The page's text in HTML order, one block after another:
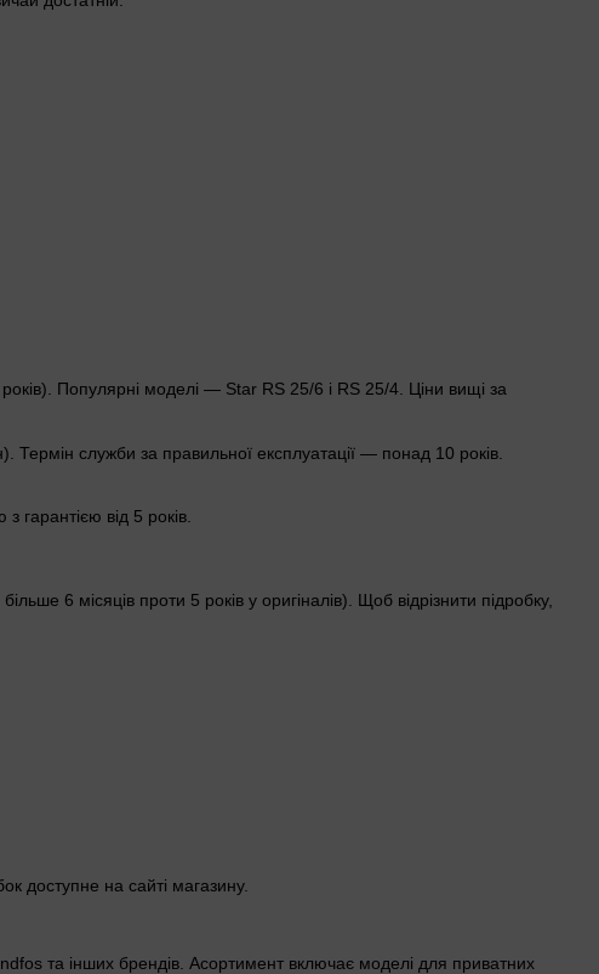
років). Популярні моделі — Star RS 25/6 і RS 25/4. Ціни вищі за
Термін служби за правильної експлуатації — понад 10 років.
гарантією від 5 років.
6 місяців проти 5 років у оригіналів). Щоб відрізнити підробку,
доступне на сайті магазину.
та інших брендів. Асортимент включає моделі для приватних